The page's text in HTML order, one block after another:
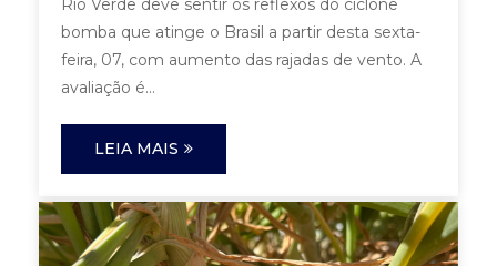
Rio Verde deve sentir os reflexos do ciclone
bomba que atinge o Brasil a partir desta sexta-
feira, 07, com aumento das rajadas de vento. A
avaliação é...
LEIA MAIS